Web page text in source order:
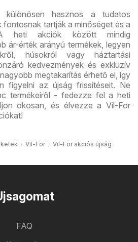
különösen hasznos a tudatos
fontosnak tartják a minőséget és a
heti akciók között mindig
ár-érték arányú termékek, legyen
húsokról vagy háztartási
kedvezmények és exkluzív
megtakarítás érhető el, így
figyelni az újság frissítéseit. Ne
termékeiről - fedezze fel a heti
okosan, és élvezze a Vil-For
Vil-For Vil-For akciós újság
FAQ